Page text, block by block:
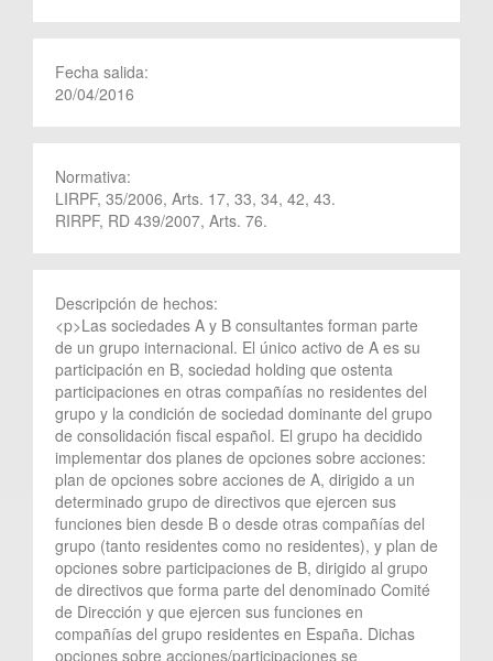
Fecha salida:
20/04/2016
Normativa:
LIRPF, 35/2006, Arts. 17, 33, 34, 42, 43.
RIRPF, RD 439/2007, Arts. 76.
Descripción de hechos:
<p>Las sociedades A y B consultantes forman parte
de un grupo internacional. El único activo de A es su
participación en B, sociedad holding que ostenta
participaciones en otras compañías no residentes del
grupo y la condición de sociedad dominante del grupo
de consolidación fiscal español. El grupo ha decidido
implementar dos planes de opciones sobre acciones:
plan de opciones sobre acciones de A, dirigido a un
determinado grupo de directivos que ejercen sus
funciones bien desde B o desde otras compañías del
grupo (tanto residentes como no residentes), y plan de
opciones sobre participaciones de B, dirigido al grupo
de directivos que forma parte del denominado Comité
de Dirección y que ejercen sus funciones en
compañías del grupo residentes en España. Dichas
opciones sobre acciones/participaciones se